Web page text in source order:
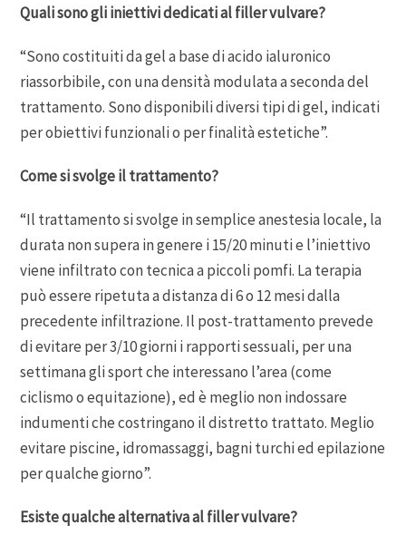
Quali sono gli iniettivi dedicati al filler vulvare?
“Sono costituiti da gel a base di acido ialuronico
riassorbibile, con una densità modulata a seconda del
trattamento. Sono disponibili diversi tipi di gel, indicati
per obiettivi funzionali o per finalità estetiche”.
Come si svolge il trattamento?
“Il trattamento si svolge in semplice anestesia locale, la
durata non supera in genere i 15/20 minuti e l’iniettivo
viene infiltrato con tecnica a piccoli pomfi. La terapia
può essere ripetuta a distanza di 6 o 12 mesi dalla
precedente infiltrazione. Il post-trattamento prevede
di evitare per 3/10 giorni i rapporti sessuali, per una
settimana gli sport che interessano l’area (come
ciclismo o equitazione), ed è meglio non indossare
indumenti che costringano il distretto trattato. Meglio
evitare piscine, idromassaggi, bagni turchi ed epilazione
per qualche giorno”.
Esiste qualche alternativa al filler vulvare?